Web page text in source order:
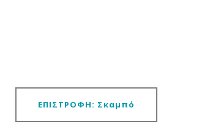
ΕΠΙΣΤΡΟΦΗ: Σκαμπό